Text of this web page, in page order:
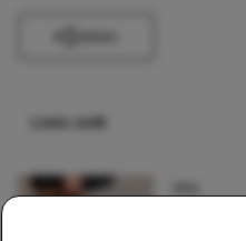
Lees ook